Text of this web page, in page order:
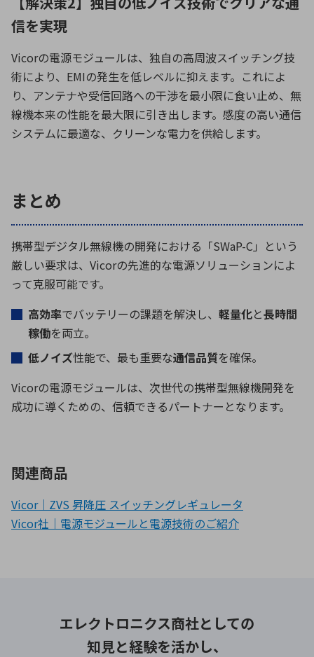
信を実現
Vicorの電源モジュールは、独自の高周波スイッチング技
術により、 EMIの発生を低レベルに抑えます。これによ
り、アンテナや受信回路への干渉を最小限に食い止め、無
線機本来の性能を最大限に引き出します。感度の高い通信
システムに最適な、クリーンな電力を供給します。
まとめ
携帯型デジタル無線機の開発における「SWaP-C 」という
厳しい要求は、 Vicorの先進的な電源ソリューションによ
って克服可能です。
高効率でバッテリーの課題を解決し、 軽量化と長時間
稼働を両立。
低ノイズ性能で、最も重要な通信品質を確保。
Vicorの電源モジュールは、次世代の携帯型無線機開発を
成功に導くための、信頼できるパートナーとなります。
関連商品
Vicor｜ZVS 昇降圧 スイッチングレギュレータ
Vicor社｜電源モジュールと電源技術のご紹介
エレクトロニクス商社としての
知見と経験を活かし、